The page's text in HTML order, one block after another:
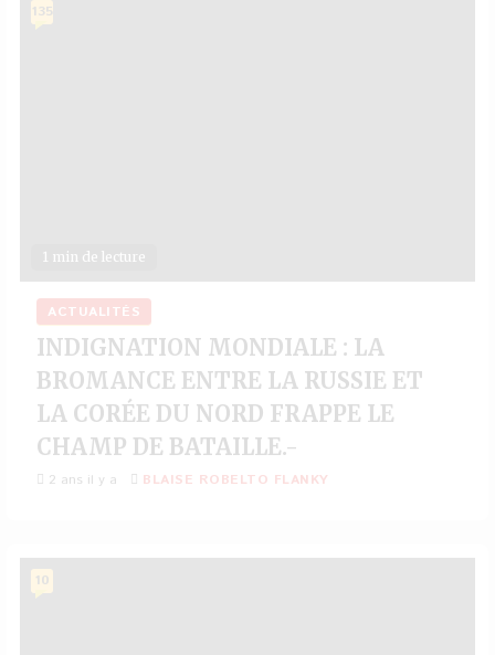
1 min de lecture
135
ACTUALITÉS
INDIGNATION MONDIALE : LA
BROMANCE ENTRE LA RUSSIE ET
LA CORÉE DU NORD FRAPPE LE
CHAMP DE BATAILLE.-
2 ans il y a BLAISE ROBELTO FLANKY
10